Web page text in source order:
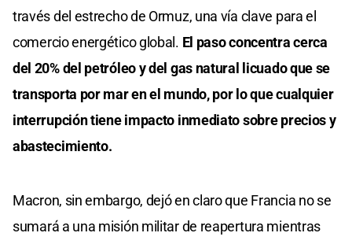
través del estrecho de Ormuz, una vía clave para el
comercio energético global. El paso concentra cerca
del 20% del petróleo y del gas natural licuado que se
transporta por mar en el mundo, por lo que cualquier
interrupción tiene impacto inmediato sobre precios y
abastecimiento.
Macron, sin embargo, dejó en claro que Francia no se
sumará a una misión militar de reapertura mientras